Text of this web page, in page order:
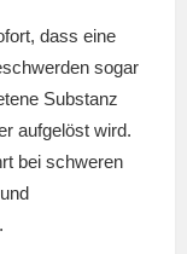
dass eine
sogar
Substanz
aufgelöst wird.
bei schweren